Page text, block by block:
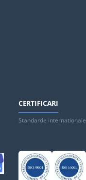
CERTIFICARI
Standarde internationale